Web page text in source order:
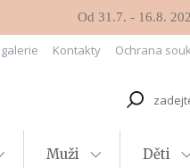
Od 31.7. - 16.8.
Kontakty Ochrana
Muži Děti